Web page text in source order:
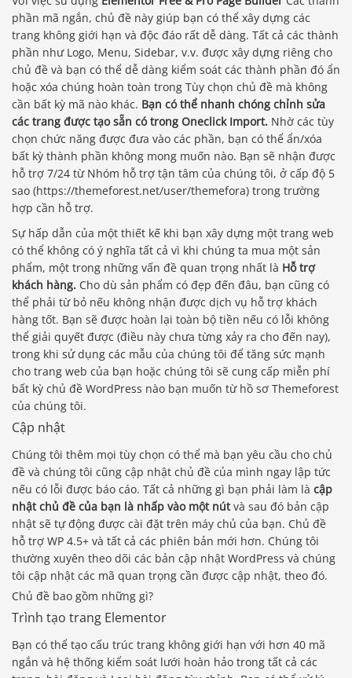
phần mã ngắn, chủ đề này giúp bạn có thể xây dựng các
trang không giới hạn và độc đáo rất dễ dàng. Tất cả các thành
phần như Logo, Menu, Sidebar, v.v. được xây dựng riêng cho
chủ đề và bạn có thể dễ dàng kiểm soát các thành phần đó ẩn
hoặc xóa chúng hoàn toàn trong Tùy chọn chủ đề mà không
cần bất kỳ mã nào khác. Bạn có thể nhanh chóng chỉnh sửa
các trang được tạo sẵn có trong Oneclick Import. Nhờ các tùy
chọn chức năng được đưa vào các phần, bạn có thể ẩn/xóa
bất kỳ thành phần không mong muốn nào. Bạn sẽ nhận được
hỗ trợ 7/24 từ Nhóm hỗ trợ tận tâm của chúng tôi, ở cấp độ 5
sao (https://themeforest.net/user/themefora) trong trường
hợp cần hỗ trợ.
Sự hấp dẫn của một thiết kế khi bạn xây dựng một trang web
có thể không có ý nghĩa tất cả vì khi chúng ta mua một sản
phẩm, một trong những vấn đề quan trọng nhất là Hỗ trợ
khách hàng. Cho dù sản phẩm có đẹp đến đâu, bạn cũng có
thể phải từ bỏ nếu không nhận được dịch vụ hỗ trợ khách
hàng tốt. Bạn sẽ được hoàn lại toàn bộ tiền nếu có lỗi không
thể giải quyết được (điều này chưa từng xảy ra cho đến nay),
trong khi sử dụng các mẫu của chúng tôi để tăng sức mạnh
cho trang web của bạn hoặc chúng tôi sẽ cung cấp miễn phí
bất kỳ chủ đề WordPress nào bạn muốn từ hồ sơ Themeforest
của chúng tôi.
Cập nhật
Chúng tôi thêm mọi tùy chọn có thể mà bạn yêu cầu cho chủ
đề và chúng tôi cũng cập nhật chủ đề của mình ngay lập tức
nếu có lỗi được báo cáo. Tất cả những gì bạn phải làm là cập
nhật chủ đề của bạn là nhấp vào một nútvà sau đó bản cập
nhật sẽ tự động được cài đặt trên máy chủ của bạn. Chủ đề
hỗ trợ WP 4.5+ và tất cả các phiên bản mới hơn. Chúng tôi
thường xuyên theo dõi các bản cập nhật WordPress và chúng
tôi cập nhật các mã quan trọng cần được cập nhật, theo đó.
Chủ đề bao gồm những gì?
Trình tạo trang Elementor
Bạn có thể tạo cấu trúc trang không giới hạn với hơn 40 mã
ngắn và hệ thống kiểm soát lưới hoàn hảo trong tất cả các